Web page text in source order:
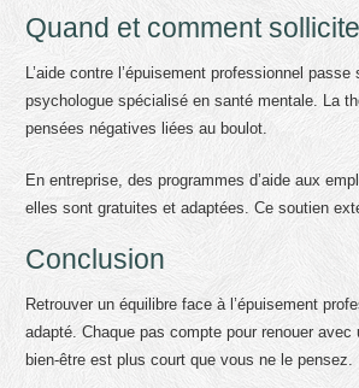
Quand et comment
L’aide contre l’épuisement professionnel
psychologue spécialisé en santé mentale. La
pensées négatives liées au boulot.
En entreprise, des programmes d’aide aux
elles sont gratuites et adaptées. Ce soutien
Conclusion
Retrouver un équilibre face à l’épuisement
adapté. Chaque pas compte pour renouer
bien-être est plus court que vous ne le pensez.